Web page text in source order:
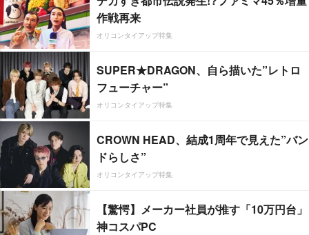
作戦再来
オリコンタイアップ特集
SUPER★DRAGON、自ら描いた”レトロ
フューチャー”
オリコンタイアップ特集
CROWN HEAD、結成1周年で見えた”バン
ドらしさ”
オリコンタイアップ特集
【驚愕】メーカー社員が推す「10万円台」
神コスパPC